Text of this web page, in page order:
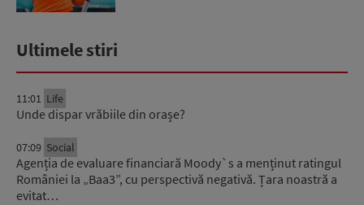
Ultimele stiri
11:01 Life
Unde dispar vrăbiile din orașe?
07:09 Social
Agenția de evaluare financiară Moody`s a menținut ratingul
României la „Baa3”, cu perspectivă negativă. Țara noastră a
evitat…